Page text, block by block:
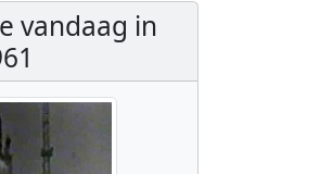
vandaag in